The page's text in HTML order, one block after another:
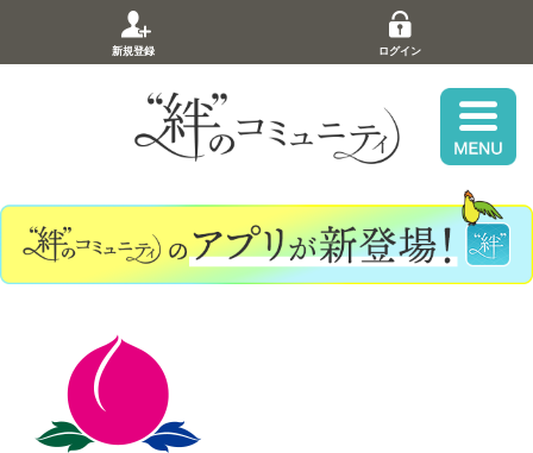
新規登録 ログイン